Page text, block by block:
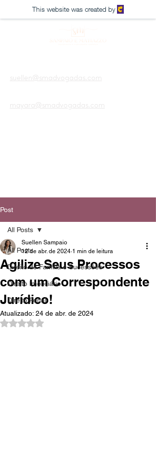
This website was created by
suellen@smadvogadas.com
mayara@smadvogadas.com
Post
All Posts
Direito de Família e Sucessões
Direito Imobiliário
Direito Penal
All Posts
Agilize Seus Processos
com um Correspondente
Jurídico!
Suellen Sampaio
12 de abr. de 2024 1 min de leitura
Atualizado: 24 de abr. de 2024
Avaliado com NaN de 5 estrelas.